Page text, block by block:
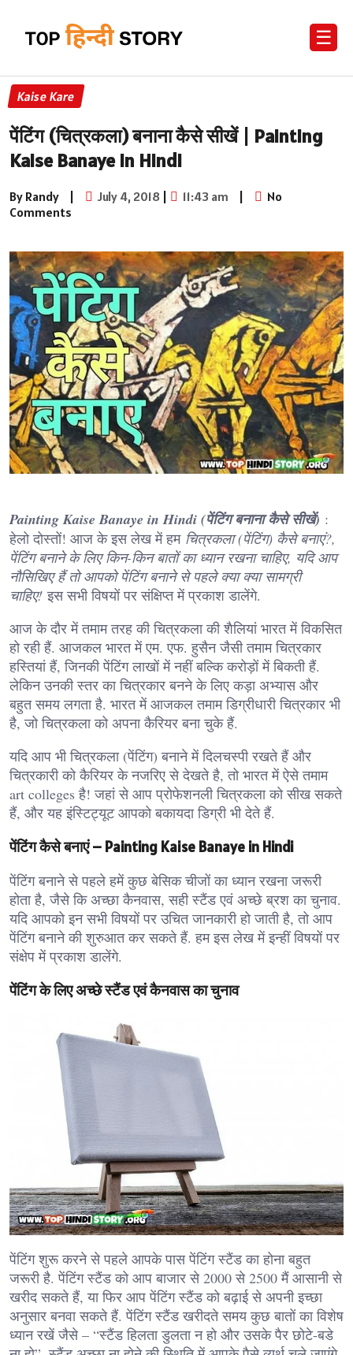
☰
Kaise Kare
पेंटिंग (चित्रकला) बनाना कैसे सीखें | Painting
Kaise Banaye in Hindi
By Randy | July 4, 2018 | 11:43 am |
No
Comments
Painting Kaise Banaye in Hindi (पेंटिंग बनाना कैसे सीखें) :
हेलो दोस्तों! आज के इस लेख में हम चित्रकला (पेंटिंग) कैसे बनाएं?,
पेंटिंग बनाने के लिए किन-किन बातों का ध्यान रखना चाहिए, यदि आप
नौसिखिए हैं तो आपको पेंटिंग बनाने से पहले क्या क्या सामग्री
चाहिए! इस सभी विषयों पर संक्षिप्त में प्रकाश डालेंगे.
आज के दौर में तमाम तरह की चित्रकला की शैलियां भारत में विकसित
हो रही हैं. आजकल भारत में एम. एफ. हुसैन जैसी तमाम चित्रकार
हस्तियां हैं, जिनकी पेंटिंग लाखों में नहीं बल्कि करोड़ों में बिकती हैं.
लेकिन उनकी स्तर का चित्रकार बनने के लिए कड़ा अभ्यास और
बहुत समय लगता है. भारत में आजकल तमाम डिग्रीधारी चित्रकार भी
है, जो चित्रकला को अपना कैरियर बना चुके हैं.
यदि आप भी चित्रकला (पेंटिंग) बनाने में दिलचस्पी रखते हैं और
चित्रकारी को कैरियर के नजरिए से देखते है, तो भारत में ऐसे तमाम
art colleges है! जहां से आप प्रोफेशनली चित्रकला को सीख सकते
हैं, और यह इंस्टिट्यूट आपको बकायदा डिग्री भी देते हैं.
पेंटिंग कैसे बनाएं – Painting Kaise Banaye in Hindi
पेंटिंग बनाने से पहले हमें कुछ बेसिक चीजों का ध्यान रखना जरूरी
होता है, जैसे कि अच्छा कैनवास, सही स्टैंड एवं अच्छे ब्रश का चुनाव.
यदि आपको इन सभी विषयों पर उचित जानकारी हो जाती है, तो आप
पेंटिंग बनाने की शुरुआत कर सकते हैं. हम इस लेख में इन्हीं विषयों पर
संक्षेप में प्रकाश डालेंगे.
पेंटिंग के लिए अच्छे स्टैंड एवं कैनवास का चुनाव
पेंटिंग शुरू करने से पहले आपके पास पेंटिंग स्टैंड का होना बहुत
जरूरी है. पेंटिंग स्टैंड को आप बाजार से 2000 से 2500 मैं आसानी से
खरीद सकते हैं, या फिर आप पेंटिंग स्टैंड को बढ़ाई से अपनी इच्छा
अनुसार बनवा सकते हैं. पेंटिंग स्टैंड खरीदते समय कुछ बातों का विशेष
ध्यान रखें जैसे – “स्टैंड हिलता डुलता न हो और उसके पैर छोटे-बडे